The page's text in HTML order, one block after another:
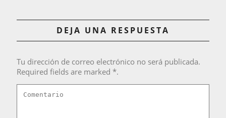
DEJA UNA RESPUESTA
Tu dirección de correo electrónico no será publicada.
Required fields are marked *.